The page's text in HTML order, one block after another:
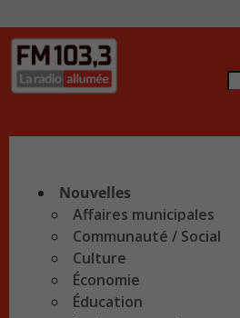
Nouvelles
Affaires municipales
Communauté / Social
Culture
Économie
Éducation